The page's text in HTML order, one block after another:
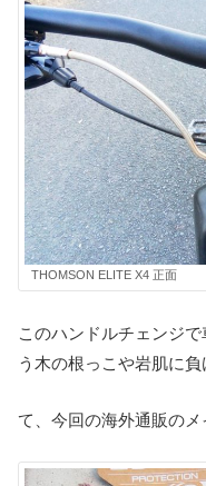
THOMSON ELITE X4 正面
このハンドルチェンジ
う木の根っこや岩肌に負
て、今回の海外通販のメ